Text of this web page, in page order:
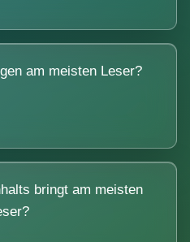
am meisten Leser?
bringt am meisten